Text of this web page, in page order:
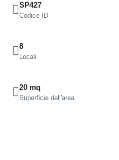
SP427
Codice ID
8
Locali
20 mq
Superficie dell'area